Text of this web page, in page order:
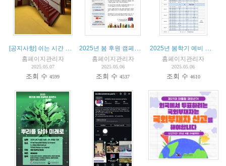
홈페이지관리자
2025.05.07
조회 수4599
홈페이지관리자
2025.05.06
조회 수4537
홈페이지관리자
2025.05.06
조회 수 4610